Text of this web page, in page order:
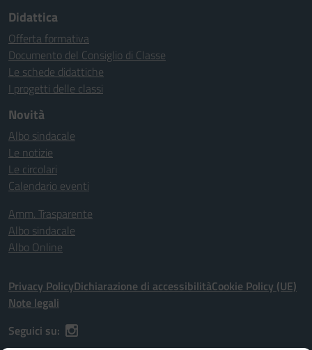
Didattica
Offerta formativa
Documento del Consiglio di Classe
Le schede didattiche
I progetti delle classi
Novità
Albo sindacale
Le notizie
Le circolari
Calendario eventi
Amm. Trasparente
Albo sindacale
Albo Online
Privacy PolicyDichiarazione di accessibilitàCookie Policy (UE)
Note legali
Seguici su: